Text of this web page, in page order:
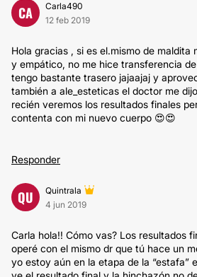
CA
Carla490
12 feb 2019
Hola gracias , si es el.mismo de maldita
y empático, no me hice transferencia
tengo bastante trasero jajaajaj y
también a ale_esteticas el doctor me
recién veremos los resultados finales
contenta con mi nuevo cuerpo 😍😍
Responder
QU
Quintrala
4 jun 2019
Carla hola!! Cómo vas? Los resultados
operé con el mismo dr que tú hace un
yo estoy aún en la etapa de la “estafa”